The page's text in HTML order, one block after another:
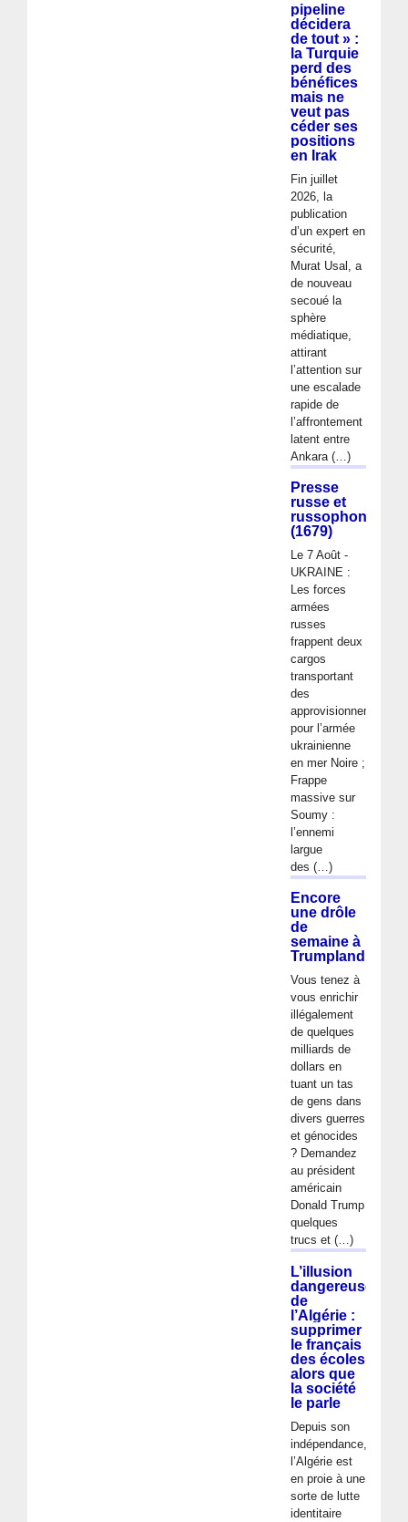
pipeline
décidera
de tout » :
la Turquie
perd des
bénéfices
mais ne
veut pas
céder ses
positions
en Irak
Fin juillet
2026, la
publication
d’un expert en
sécurité,
Murat Usal, a
de nouveau
secoué la
sphère
médiatique,
attirant
l’attention sur
une escalade
rapide de
l’affrontement
latent entre
Ankara (…)
Presse
russe et
russophone
(1679)
Le 7 Août -
UKRAINE :
Les forces
armées
russes
frappent deux
cargos
transportant
des
approvisionnements
pour l’armée
ukrainienne
en mer Noire ;
Frappe
massive sur
Soumy :
l’ennemi
largue
des (…)
Encore
une drôle
de
semaine à
Trumpland
Vous tenez à
vous enrichir
illégalement
de quelques
milliards de
dollars en
tuant un tas
de gens dans
divers guerres
et génocides
? Demandez
au président
américain
Donald Trump
quelques
trucs et (…)
L’illusion
dangereuse
de
l’Algérie :
supprimer
le français
des écoles
alors que
la société
le parle
Depuis son
indépendance,
l’Algérie est
en proie à une
sorte de lutte
identitaire